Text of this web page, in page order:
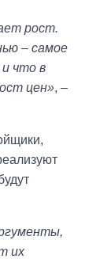
рост.
– самое
и что в
цен», –
их